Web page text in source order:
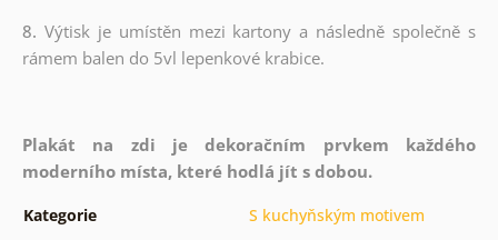
8. Výtisk je umístěn mezi kartony a následně společně s
rámem balen do 5vl lepenkové krabice.
Plakát na zdi je dekoračním prvkem každého
moderního místa, které hodlá jít s dobou.
Kategorie
S kuchyňským motivem